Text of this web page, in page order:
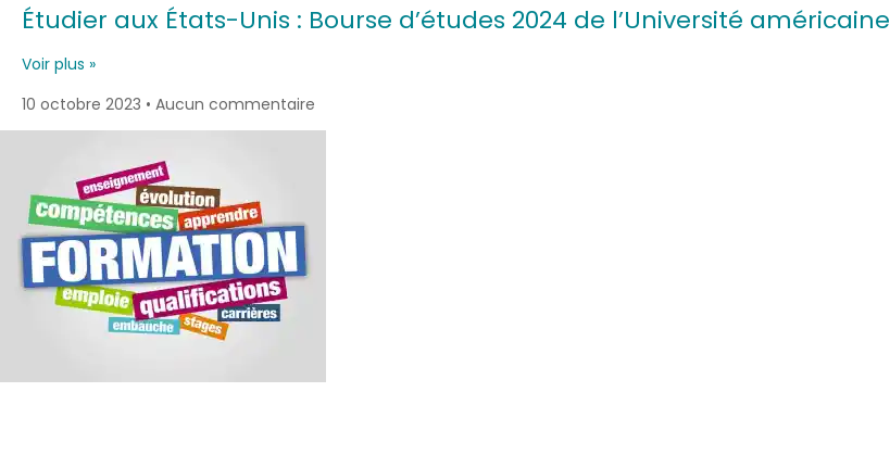
Étudier aux États-Unis : Bourse d’études 2024 de l’Université américaine
Voir plus »
10 octobre 2023
Aucun commentaire